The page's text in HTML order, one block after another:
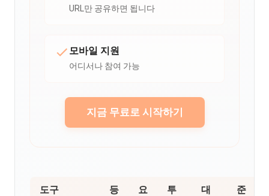
URL만 공유하면 됩니다
모바일 지원
어디서나 참여 가능
지금 무료로 시작하기
도구
등
요
투
대
준